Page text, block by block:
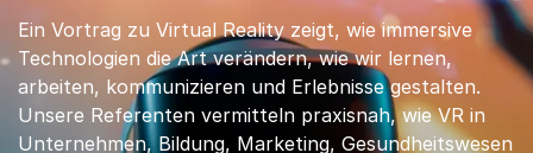
Ein Vortrag zu Virtual Reality zeigt, wie immersive
Technologien die Art verändern, wie wir lernen,
arbeiten, kommunizieren und Erlebnisse gestalten.
Unsere Referenten vermitteln praxisnah, wie VR in
Unternehmen, Bildung, Marketing, Gesundheitswesen